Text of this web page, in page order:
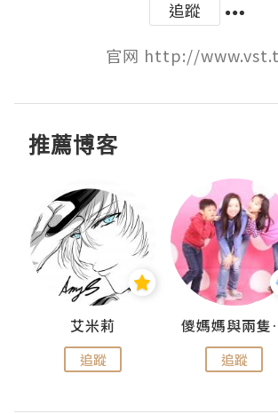
追蹤
官网 http://
推薦博客
艾米莉
追蹤
儍媽
追蹤